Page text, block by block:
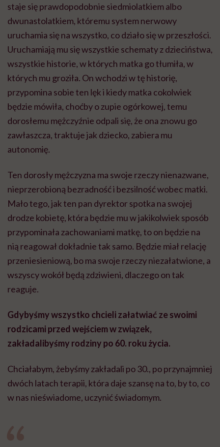
staje się prawdopodobnie siedmiolatkiem albo
dwunastolatkiem, któremu system nerwowy
uruchamia się na wszystko, co działo się w przeszłości.
Uruchamiają mu się wszystkie schematy z dzieciństwa,
wszystkie historie, w których matka go tłumiła, w
których mu groziła. On wchodzi w tę historię,
przypomina sobie ten lęk i kiedy matka cokolwiek
będzie mówiła, choćby o zupie ogórkowej, temu
dorosłemu mężczyźnie odpali się, że ona znowu go
zawłaszcza, traktuje jak dziecko, zabiera mu
autonomię.
Ten dorosły mężczyzna ma swoje rzeczy nienazwane,
nieprzerobioną bezradność i bezsilność wobec matki.
Mało tego, jak ten pan dyrektor spotka na swojej
drodze kobietę, która będzie mu w jakikolwiek sposób
przypominała zachowaniami matkę, to on będzie na
nią reagował dokładnie tak samo. Będzie miał relację
przeniesieniową, bo ma swoje rzeczy niezałatwione, a
wszyscy wokół będą zdziwieni, dlaczego on tak
reaguje.
Gdybyśmy wszystko chcieli załatwiać ze swoimi
rodzicami przed wejściem w związek,
zakładalibyśmy rodziny po 60. roku życia.
Chciałabym, żebyśmy zakładali po 30., po przynajmniej
dwóch latach terapii, która daje szansę na to, by to, co
w nas nieświadome, uczynić świadomym.